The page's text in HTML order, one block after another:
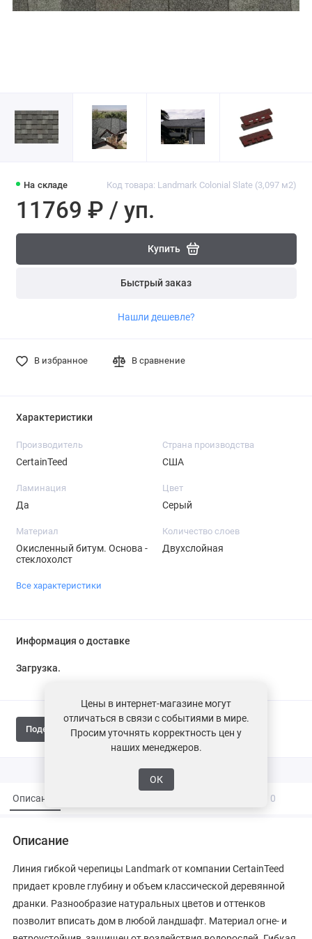
На складе Код товара: Landmark Colonial Slate (3,097 м2)
11769 ₽ / уп.
Купить
Быстрый заказ
Нашли дешевле?
В избранное В сравнение
Характеристики
Производитель
CertainTeed
Страна производства
США
Ламинация
Да
Цвет
Серый
Материал
Окисленный битум. Основа -
стеклохолст
Количество слоев
Двухслойная
Все характеристики
Информация о доставке
Загрузка...
Поделиться
Описание 0
Описание
Линия гибкой черепицы Landmark от компании CertainTeed
придает кровле глубину и объем классической деревянной
дранки. Разнообразие натуральных цветов и оттенков
позволит вписать дом в любой ландшафт. Материал огне- и
Цены в интернет-магазине могут
отличаться в связи с событиями в мире.
Просим уточнять корректность цен у
наших менеджеров.
ОК